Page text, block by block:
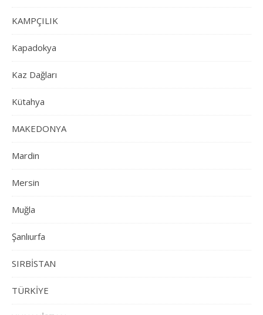
KAMPÇILIK
Kapadokya
Kaz Dağları
Kütahya
MAKEDONYA
Mardin
Mersin
Muğla
Şanlıurfa
SIRBİSTAN
TÜRKİYE